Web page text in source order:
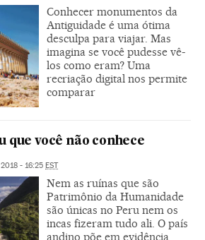
Conhecer monumentos da
Antiguidade é uma ótima
desculpa para viajar. Mas
imagina se você pudesse vê-
los como eram? Uma
recriação digital nos permite
comparar
que você não conhece
2018 - 16:25 EST
Nem as ruínas que são
Patrimônio da Humanidade
são únicas no Peru nem os
incas fizeram tudo ali. O país
andino põe em evidência